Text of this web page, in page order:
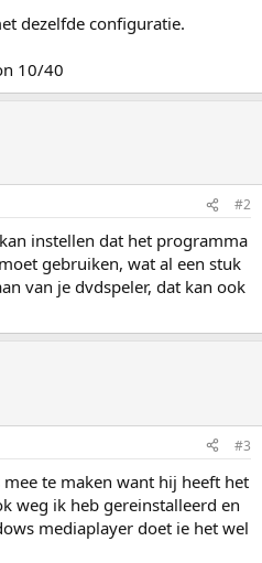
dezelfde configuratie.
10/40
#2
instellen dat het programma
gebruiken, wat al een stuk
van je dvdspeler, dat kan ook
#3
te maken want hij heeft het
weg ik heb gereinstalleerd en
mediaplayer doet ie het wel